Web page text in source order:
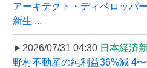
アーキテクト・ディベロッパ
新生 ...
►2026/07/31 04:30 日本経済
野村不動産の純利益36%減 4